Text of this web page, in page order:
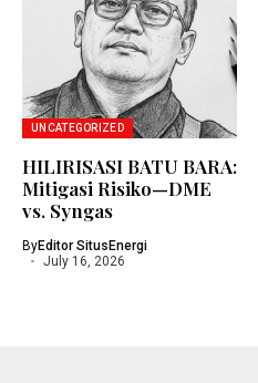
UNCATEGORIZED
HILIRISASI BATU BARA:
Mitigasi Risiko—DME
vs. Syngas
ByEditor SitusEnergi
July 16, 2026